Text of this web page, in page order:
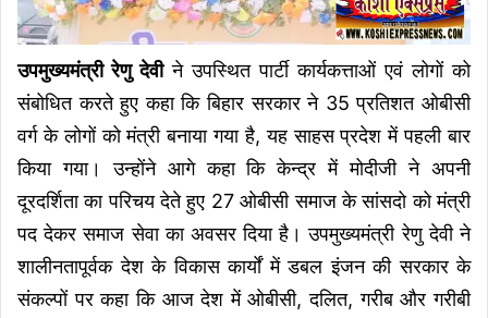
उपमुख्यमंत्री रेणु देवीने उपस्थित पार्टी कार्यकत्ताओं एवं लोगों को
संबोधित करते हुए कहा कि बिहार सरकार ने 35 प्रतिशत ओबीसी
वर्ग के लोगों को मंत्री बनाया गया है, यह साहस प्रदेश में पहली बार
किया गया। उन्होंने आगे कहा कि केन्द्र में मोदीजी ने अपनी
दूरदर्शिता का परिचय देते हुए 27 ओबीसी समाज के सांसदो को मंत्री
पद देकर समाज सेवा का अवसर दिया है। उपमुख्यमंत्री रेणु देवी ने
शालीनतापूर्वक देश के विकास कार्यों में डबल इंजन की सरकार के
संकल्पों पर कहा कि आज देश में ओबीसी, दलित, गरीब और गरीबी